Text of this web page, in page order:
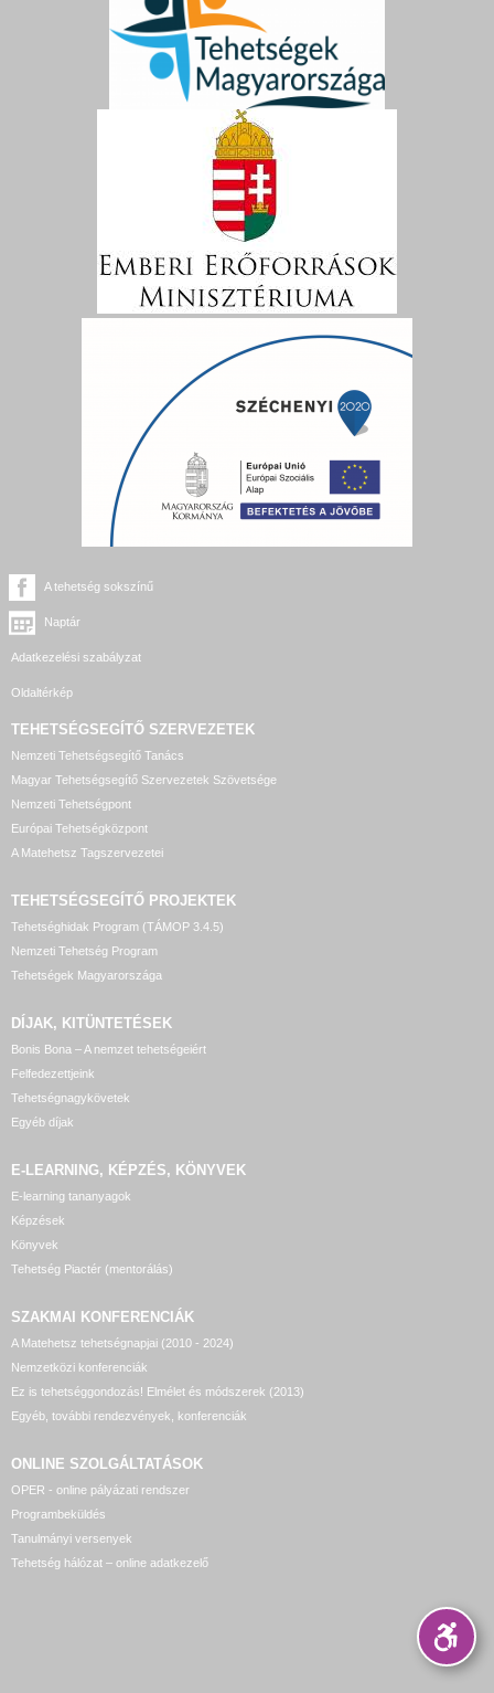
A tehetség sokszínű
Naptár
Adatkezelési szabályzat
Oldaltérkép
TEHETSÉGSEGÍTŐ SZERVEZETEK
Nemzeti Tehetségsegítő Tanács
Magyar Tehetségsegítő Szervezetek Szövetsége
Nemzeti Tehetségpont
Európai Tehetségközpont
A Matehetsz Tagszervezetei
TEHETSÉGSEGÍTŐ PROJEKTEK
Tehetséghidak Program (TÁMOP 3.4.5)
Nemzeti Tehetség Program
Tehetségek Magyarországa
DÍJAK, KITÜNTETÉSEK
Bonis Bona – A nemzet tehetségeiért
Felfedezettjeink
Tehetségnagykövetek
Egyéb díjak
E-LEARNING, KÉPZÉS, KÖNYVEK
E-learning tananyagok
Képzések
Könyvek
Tehetség Piactér (mentorálás)
SZAKMAI KONFERENCIÁK
A Matehetsz tehetségnapjai (2010 - 2024)
Nemzetközi konferenciák
Ez is tehetséggondozás! Elmélet és módszerek (2013)
Egyéb, további rendezvények, konferenciák
ONLINE SZOLGÁLTATÁSOK
OPER - online pályázati rendszer
Programbeküldés
Tanulmányi versenyek
Tehetség hálózat – online adatkezelő